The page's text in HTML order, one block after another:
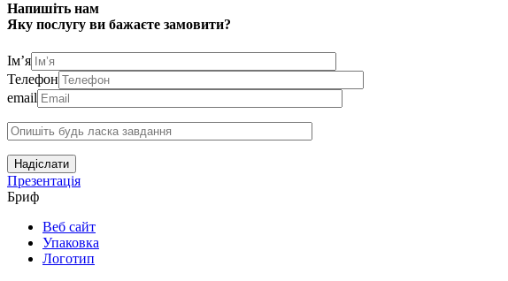
Напишіть нам
Яку послугу ви бажаєте замовити?
Ім’я
Телефон
email
Надіслати
Презентація
Бриф
Веб сайт
Упаковка
Логотип